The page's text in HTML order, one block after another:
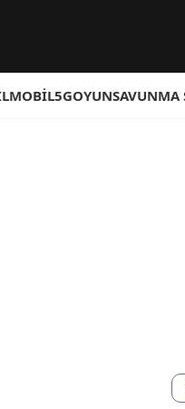
MOBIL5GOYUNSAVUNMA